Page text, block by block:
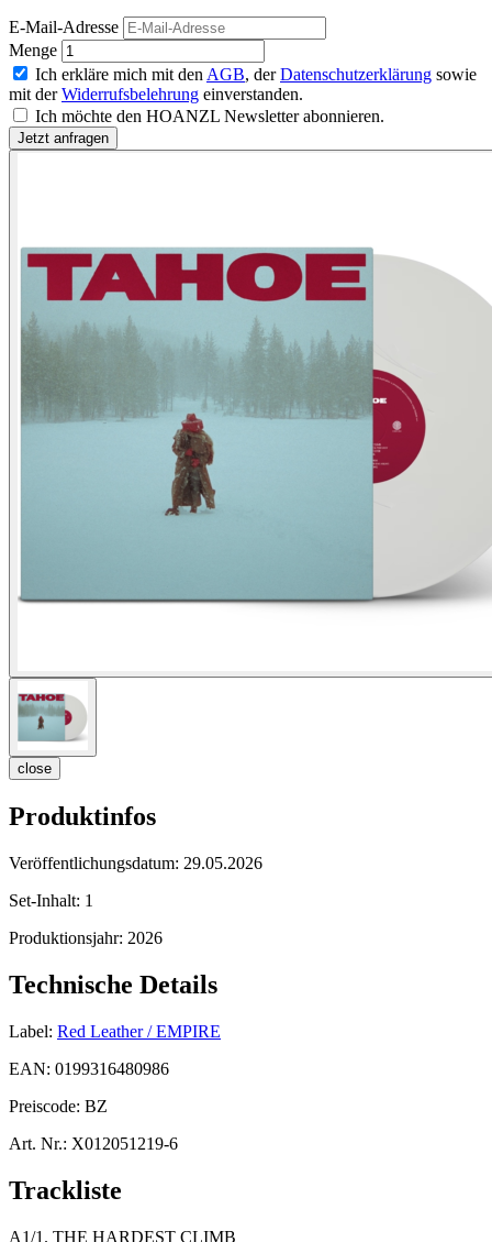
E-Mail-Adresse
Menge
Ich erkläre mich mit den AGB, derDatenschutzerklärung sowie
mit derWiderrufsbelehrung einverstanden.
Ich möchte den HOANZL Newsletter abonnieren.
close
Produktinfos
Veröffentlichungsdatum: 29.05.2026
Set-Inhalt: 1
Produktionsjahr: 2026
Technische Details
Label: Red Leather / EMPIRE
EAN: 0199316480986
Preiscode: BZ
Art. Nr.: X012051219-6
Trackliste
A1/1. THE HARDEST CLIMB